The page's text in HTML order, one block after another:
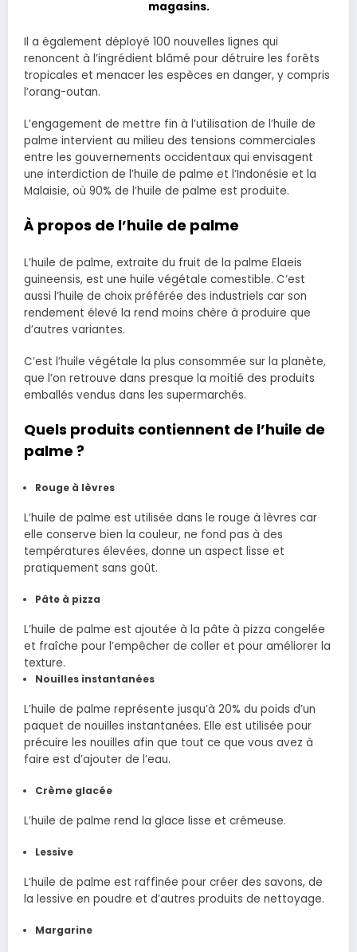
magasins.
Il a également déployé 100 nouvelles lignes qui
renoncent à l’ingrédient blâmé pour détruire les forêts
tropicales et menacer les espèces en danger, y compris
l’orang-outan.
L’engagement de mettre fin à l’utilisation de l’huile de
palme intervient au milieu des tensions commerciales
entre les gouvernements occidentaux qui envisagent
une interdiction de l’huile de palme et l’Indonésie et la
Malaisie, où 90% de l’huile de palme est produite.
À propos de l’huile de palme
L’huile de palme, extraite du fruit de la palme Elaeis
guineensis, est une huile végétale comestible. C’est
aussi l’huile de choix préférée des industriels car son
rendement élevé la rend moins chère à produire que
d’autres variantes.
C’est l’huile végétale la plus consommée sur la planète,
que l’on retrouve dans presque la moitié des produits
emballés vendus dans les supermarchés.
Quels produits contiennent de l’huile de
palme ?
Rouge à lèvres
L’huile de palme est utilisée dans le rouge à lèvres car
elle conserve bien la couleur, ne fond pas à des
températures élevées, donne un aspect lisse et
pratiquement sans goût.
Pâte à pizza
L’huile de palme est ajoutée à la pâte à pizza congelée
et fraîche pour l’empêcher de coller et pour améliorer la
texture.
Nouilles instantanées
L’huile de palme représente jusqu’à 20% du poids d’un
paquet de nouilles instantanées. Elle est utilisée pour
précuire les nouilles afin que tout ce que vous avez à
faire est d’ajouter de l’eau.
Crème glacée
L’huile de palme rend la glace lisse et crémeuse.
Lessive
L’huile de palme est raffinée pour créer des savons, de
la lessive en poudre et d’autres produits de nettoyage.
Margarine